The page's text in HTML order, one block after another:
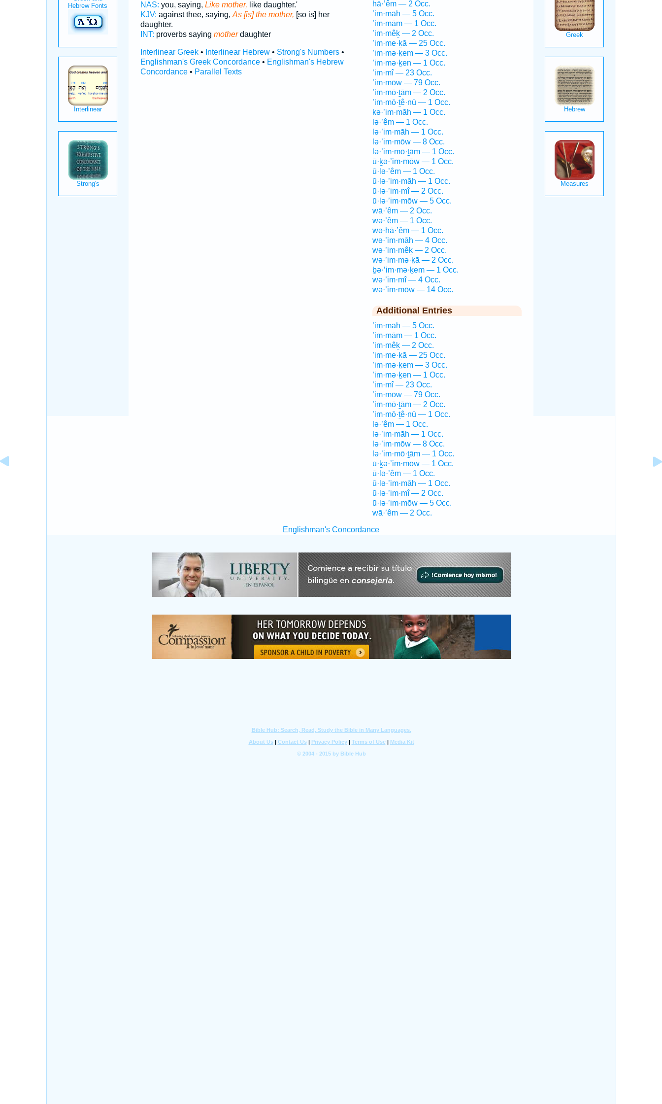
NAS: you, saying, Like mother, like daughter.'
KJV: against thee, saying, As [is] the mother, [so is] her
daughter.
INT: proverbs saying motherdaughter
Interlinear Greek• Interlinear Hebrew• Strong's Numbers•
Englishman's Greek Concordance• Englishman's Hebrew
Concordance• Parallel Texts
hā·’êm — 2 Occ.
’im·māh — 5 Occ.
’im·mām — 1 Occ.
’im·mêḵ — 2 Occ.
’im·me·ḵā — 25 Occ.
’im·mə·ḵem — 3 Occ.
’im·mə·ḵen — 1 Occ.
’im·mî — 23 Occ.
’im·mōw — 79 Occ.
’im·mō·ṯām — 2 Occ.
’im·mō·ṯê·nū — 1 Occ.
kə·’im·māh — 1 Occ.
lə·’êm — 1 Occ.
lə·’im·māh — 1 Occ.
lə·’im·mōw — 8 Occ.
lə·’im·mō·ṯām — 1 Occ.
ū·ḵə·’im·mōw — 1 Occ.
ū·lə·’êm — 1 Occ.
ū·lə·’im·māh — 1 Occ.
ū·lə·’im·mî — 2 Occ.
ū·lə·’im·mōw — 5 Occ.
wā·’êm — 2 Occ.
wə·’êm — 1 Occ.
wə·hā·’êm — 1 Occ.
wə·’im·māh — 4 Occ.
wə·’im·mêḵ — 2 Occ.
wə·’im·mə·ḵā — 2 Occ.
ḇə·’im·mə·ḵem — 1 Occ.
wə·’im·mî — 4 Occ.
wə·’im·mōw — 14 Occ.
Additional Entries
’im·māh — 5 Occ.
’im·mām — 1 Occ.
’im·mêḵ — 2 Occ.
’im·me·ḵā — 25 Occ.
’im·mə·ḵem — 3 Occ.
’im·mə·ḵen — 1 Occ.
’im·mî — 23 Occ.
’im·mōw — 79 Occ.
’im·mō·ṯām — 2 Occ.
’im·mō·ṯê·nū — 1 Occ.
lə·’êm — 1 Occ.
lə·’im·māh — 1 Occ.
lə·’im·mōw — 8 Occ.
lə·’im·mō·ṯām — 1 Occ.
ū·ḵə·’im·mōw — 1 Occ.
ū·lə·’êm — 1 Occ.
ū·lə·’im·māh — 1 Occ.
ū·lə·’im·mî — 2 Occ.
ū·lə·’im·mōw — 5 Occ.
wā·’êm — 2 Occ.
Englishman's Concordance